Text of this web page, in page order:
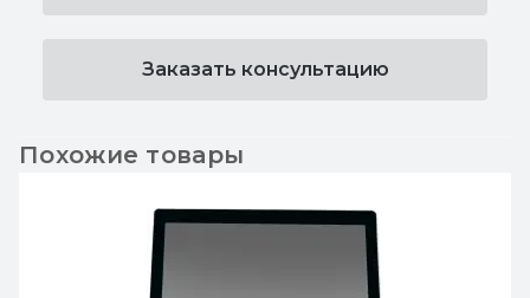
Заказать консультацию
Похожие товары